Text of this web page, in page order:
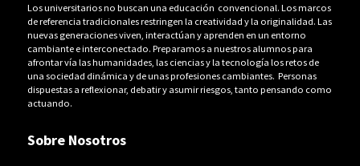
Los universitarios no buscan una educación convencional. Los marcos
de referencia tradicionales restringen la creatividad y la originalidad. Las
nuevas generaciones viven, interactúan y aprenden en un entorno
cambiante e interconectado. Preparamos a nuestros alumnos para
afrontar vía las humanidades, las ciencias y la tecnología los retos de
una sociedad dinámica y de unas profesiones cambiantes. Personas
dispuestas a reflexionar, debatir y asumir riesgos, tanto pensando como
actuando.
Sobre Nosotros